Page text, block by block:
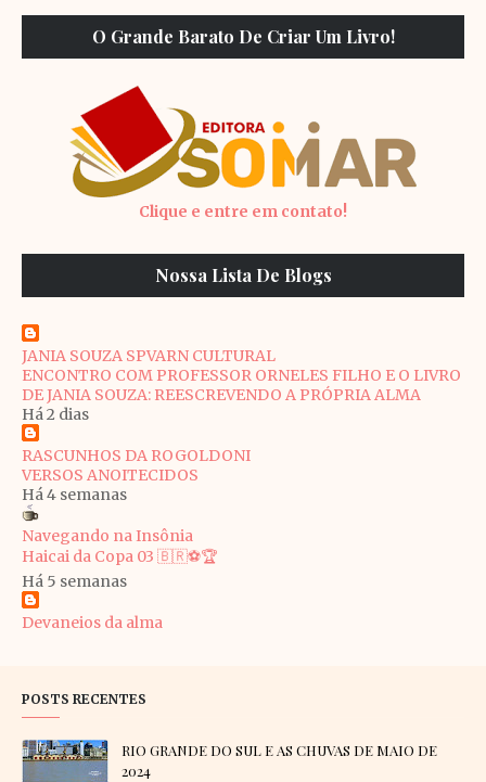
O Grande Barato De Criar Um Livro!
Clique e entre em contato!
Nossa Lista De Blogs
JANIA SOUZA SPVARN CULTURAL
ENCONTRO COM PROFESSOR ORNELES FILHO E O LIVRO
DE JANIA SOUZA: REESCREVENDO A PRÓPRIA ALMA
Há 2 dias
RASCUNHOS DA ROGOLDONI
VERSOS ANOITECIDOS
Há 4 semanas
Navegando na Insônia
Haicai da Copa 03 🇧🇷⚽🏆
Há 5 semanas
Devaneios da alma
POSTS RECENTES
RIO GRANDE DO SUL E AS CHUVAS DE MAIO DE
2024